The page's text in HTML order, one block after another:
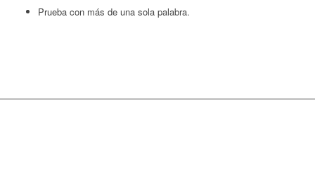
Prueba con más de una sola palabra.